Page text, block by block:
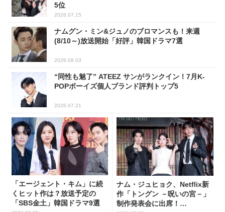
5位
2026.07.15
ナムグン・ミン&ジュノのブロマンスも！来週
(8/10～)放送開始「好評」韓国ドラマ7選
2026.08.03
“同性も魅了” ATEEZ サンがランクイン！7月K-
POPボーイズ個人ブランド評判トップ5
2026.07.21
「エージェント・キム」に続
くヒット作は？放送予定の
「SBS金土」韓国ドラマ9選
ナム・ジュヒョク、Netflix新
作「トングン －呪いの宮－」
制作発表会に出席！